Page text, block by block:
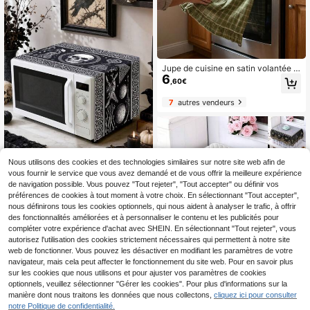
Housse d'appareil Sac de rangeme
nt
1 pièce Couvre-poussière de micro
-ondes 2D plat Squelette & Corbea
u d'Halloween, 85*35cm, Couvre-p
oussière de four en polyester 75gs
m avec impression vintage, Décorat
ion de cuisine gothique sorcière
2,93€
Jupe de cuisine en satin volantée d
e style ferme, cache-poussière de c
uisine, jupe de boîte, rideau de bas
de placard de four, décoration de cu
isine de style campagnard
6 ,60€
7 autres vendeurs
Housse de protection complète pou
r imprimante, four à micro-ondes et
four, housse anti-poussière pour mi
Dès7 ,57€
Nous utilisons des cookies et des technologies similaires sur notre site web afin de
vous fournir le service que vous avez demandé et de vous offrir la meilleure expérience
de navigation possible. Vous pouvez "Tout rejeter", "Tout accepter" ou définir vos
préférences de cookies à tout moment à votre choix. En sélectionnant "Tout accepter",
nous définirons tous les cookies optionnels, qui nous aident à analyser le trafic, à offrir
des fonctionnalités améliorées et à personnaliser le contenu et les publicités pour
compléter votre expérience d'achat avec SHEIN. En sélectionnant "Tout rejeter", vous
autorisez l'utilisation des cookies strictement nécessaires qui permettent à notre site
web de fonctionner. Vous pouvez les désactiver en modifiant les paramètres de votre
navigateur, mais cela peut affecter le fonctionnement du site web. Pour en savoir plus
sur les cookies que nous utilisons et pour ajuster vos paramètres de cookies
optionnels, veuillez sélectionner "Gérer les cookies". Pour plus d'informations sur la
manière dont nous traitons les données que nous collectons, cliquez ici pour consulter
notre Politique de confidentialité.